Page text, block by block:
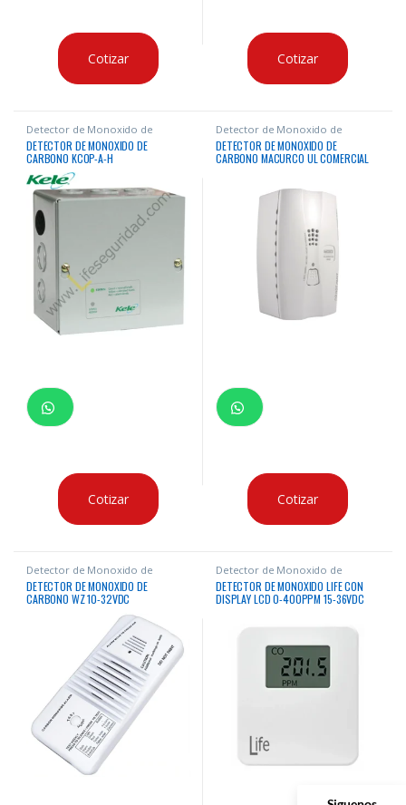
Cotizar Cotizar
Detector de Monoxido de
Carbono
DETECTOR DE MONOXIDO DE
CARBONO KCOP-A-H
Cotizar
Detector de Monoxido de
Carbono
DETECTOR DE MONOXIDO DE
CARBONO MACURCO UL COMERCIAL
Cotizar
Detector de Monoxido de
Carbono
DETECTOR DE MONOXIDO DE
CARBONO WZ 10-32VDC
Detector de Monoxido de
Carbono, Seguridad
DETECTOR DE MONOXIDO LIFE CON
DISPLAY LCD 0-400PPM 15-36VDC